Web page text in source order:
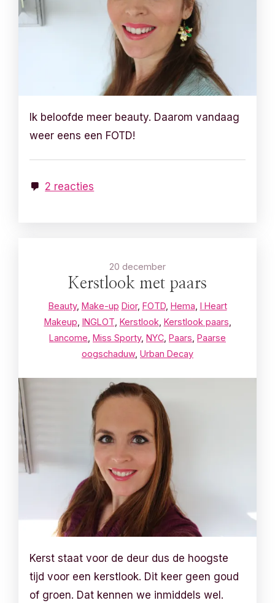
Ik beloofde meer beauty. Daarom vandaag
weer eens een FOTD!
2 reacties
20 december
Kerstlook met paars
Beauty, Make-up Dior, FOTD, Hema I Heart
Makeup INGLOT Kerstlook Kerstlook paars
Lancome Miss Sporty, NYC Paars Paarse
oogschaduw, Urban Decay
Kerst staat voor de deur dus de hoogste
tijd voor een kerstlook. Dit keer geen goud
of groen. Dat kennen we inmiddels wel.